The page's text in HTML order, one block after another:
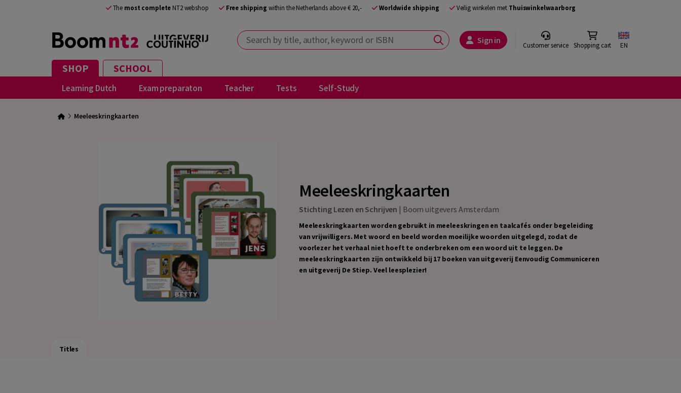
The most complete NT2 webshop Free shipping within the Netherlands above € 20,- Worldwide shipping Veilig winkelen met Thuiswinkelwaarborg
Search by title, author, keyword or ISBN Sign in Customer service Shopping cart EN
SHOP SCHOOL
Learning Dutch Exam preparaton Teacher Tests Self-Study
Meeleeskringkaarten
Meeleeskringkaarten
Stichting Lezen en Schrijven | Boom uitgevers Amsterdam
Meeleeskringkaarten worden gebruikt in meeleeskringen en taalcafés onder begeleiding
van vrijwilligers. Met woord en beeld worden moeilijke woorden uitgelegd, zodat de
voorlezer het verhaal niet hoeft te onderbreken om een woord uit te leggen. De
meeleeskringkaarten zijn ontwikkeld bij 17 boeken van uitgeverij Eenvoudig Communiceren
en uitgeverij De Stiep. Veel leesplezier!
Titles